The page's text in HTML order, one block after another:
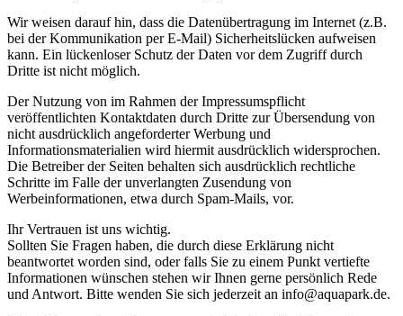
Wir weisen darauf hin, dass die Datenübertragung im Internet (z.B.
bei der Kommunikation per E-Mail) Sicherheitslücken aufweisen
kann. Ein lückenloser Schutz der Daten vor dem Zugriff durch
Dritte ist nicht möglich.
Der Nutzung von im Rahmen der Impressumspflicht
veröffentlichten Kontaktdaten durch Dritte zur Übersendung von
nicht ausdrücklich angeforderter Werbung und
Informationsmaterialien wird hiermit ausdrücklich widersprochen.
Die Betreiber der Seiten behalten sich ausdrücklich rechtliche
Schritte im Falle der unverlangten Zusendung von
Werbeinformationen, etwa durch Spam-Mails, vor.
Ihr Vertrauen ist uns wichtig.
Sollten Sie Fragen haben, die durch diese Erklärung nicht
beantwortet worden sind, oder falls Sie zu einem Punkt vertiefte
Informationen wünschen stehen wir Ihnen gerne persönlich Rede
und Antwort. Bitte wenden Sie sich jederzeit an info@aquapark.de.